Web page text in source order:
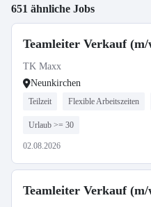
651 ähnliche Jobs
Teamleiter Verkauf
TK Maxx
Neunkirchen
Teilzeit Flexible Arbeitszeiten
Urlaub >= 30
02.08.2026
Teamleiter Verkauf